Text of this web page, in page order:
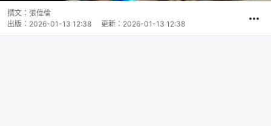
撰文： 張偉倫
出版： 2026-01-13 12:38 更新： 2026-01-13 12:38